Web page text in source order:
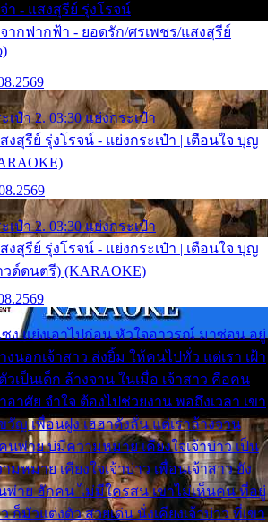
า - แสงสุรีย์ รุ่งโรจน์
ากฟากฟ้า - ยอดรัก/ศรเพชร/แสงสุรีย์
เป๋า 2. 03:30 แย่งกระเป๋า
งสุรีย์ รุ่งโรจน์ - แย่งกระเป๋า | เตือนใจ บุญ
เป๋า 2. 03:30 แย่งกระเป๋า
งสุรีย์ รุ่งโรจน์ - แย่งกระเป๋า | เตือนใจ บุญ
ด์ดนตรี) (KARAOKE)
ซง แย่งเอาไปก่อน หัวใจอาวรณ์ มาซ่อน อยู่
นอกเจ้าสาว ส่งยิ้ม ให้คนไปทั่ว แต่เรา เฝ้า
เป็นเด็ก ล้างจาน ในเมื่อ เจ้าสาว คือคน
าศัย จำใจ ต้องไปช่วยงาน พอถึงเวลา เขา
ญ เพื่อนฝูง เฮฮาดังลั่น แต่เราล้างจาน
นพ่าย บ่มีความหมาย เคียงใจเจ้าบ่าว เป็น
หมาย เคียงใจเจ้าบ่าว เพื่อนเจ้าสาว ยัง
พ่าย ฮักคน ไม่มีใครสน เขาไม่เห็นคน ที่อยู่
ก็มัวแต่งตัว สวยเด่น นั่งเคียงเจ้าบ่าว ที่เขา